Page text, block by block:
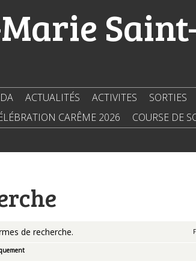
ACTUALITÉS ACTIVITES SORTIES
CARÊME 2026 COURSE DE
de recherche.